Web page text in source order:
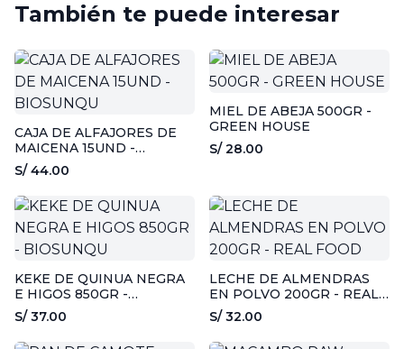
También te puede interesar
CAJA DE ALFAJORES DE
MAICENA 15UND -
BIOSUNQU
S/ 44.00
MIEL DE ABEJA 500GR -
GREEN HOUSE
S/ 28.00
KEKE DE QUINUA NEGRA
E HIGOS 850GR -
BIOSUNQU
S/ 37.00
LECHE DE ALMENDRAS
EN POLVO 200GR - REAL
FOOD
S/ 32.00